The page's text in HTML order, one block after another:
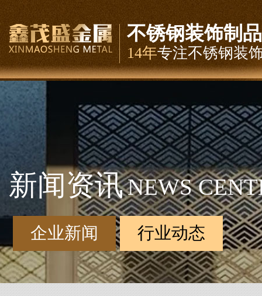
不锈钢装饰制品
14年专注不锈钢装
新闻资讯NEWS
企业新闻 行业动态